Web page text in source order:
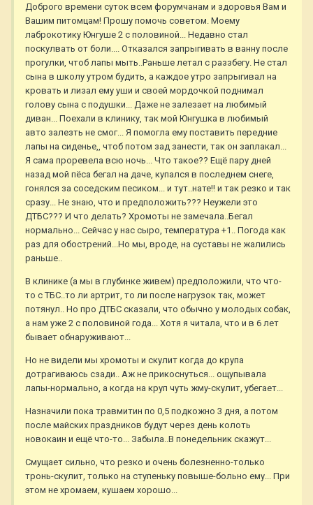
Доброго времени суток всем форумчанам и здоровья Вам и
Вашим питомцам! Прошу помочь советом. Моему
лаброкотику Юнгуше 2 с половиной... Недавно стал
поскулвать от боли.... Отказался запрыгивать в ванну после
прогулки, чтоб лапы мыть..Раньше летал с раззбегу. Не стал
сына в школу утром будить, а каждое утро запрыгивал на
кровать и лизал ему уши и своей мордочкой поднимал
голову сына с подушки... Даже не залезает на любимый
диван... Поехали в клинику, так мой Юнгушка в любимый
авто залезть не смог... Я помогла ему поставить передние
лапы на сиденье,, чтоб потом зад занести, так он заплакал...
Я сама проревела всю ночь... Что такое?? Ещё пару дней
назад мой пёса бегал на даче, купался в последнем снеге,
гонялся за соседским песиком... и тут..нате!! и так резко и так
сразу... Не знаю, что и предположить??? Неужели это
ДТБС??? И что делать? Хромоты не замечала..Бегал
нормально... Сейчас у нас сыро, температура +1.. Погода как
раз для обострений...Но мы, вроде, на суставы не жалились
раньше..
В клинике (а мы в глубинке живем) предположили, что что-
то с ТБС..то ли артрит, то ли после нагрузок так, может
потянул.. Но про ДТБС сказали, что обычно у молодых собак,
а нам уже 2 с половиной года... Хотя я читала, что и в 6 лет
бывает обнаруживают...
Но не видели мы хромоты и скулит когда до крупа
дотрагиваюсь сзади.. Аж не прикоснуться... ощупывала
лапы-нормально, а когда на круп чуть жму-скулит, убегает...
Назначили пока травмитин по 0,5 подкожно 3 дня, а потом
после майских праздников будут через день колоть
новокаин и ещё что-то... Забыла..В понедельник скажут...
Смущает сильно, что резко и очень болезненно-только
тронь-скулит, только на ступеньку повыше-больно ему... При
этом не хромаем, кушаем хорошо...